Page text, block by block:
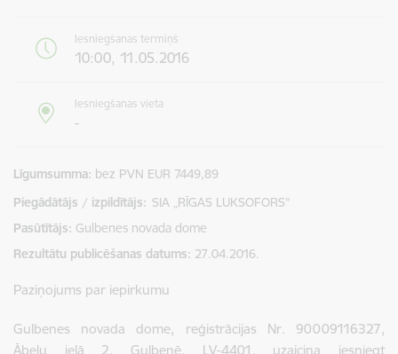
Iesniegšanas termiņš
10:00, 11.05.2016
Iesniegšanas vieta
-
Līgumsumma bez PVN EUR 7449,89
Piegādātājs / izpildītājs: SIA „RĪGAS LUKSOFORS”
Pasūtītājs Gulbenes novada dome
Rezultātu publicēšanas datums 27.04.2016.
Paziņojums par iepirkumu
Gulbenes novada dome, reģistrācijas Nr. 90009116327,
Ābeļu ielā 2, Gulbenē, LV-4401, uzaicina iesniegt